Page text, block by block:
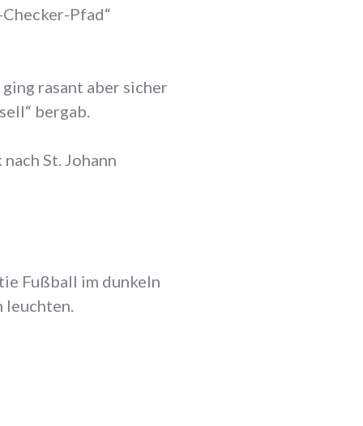
Pfad“
rasant aber sicher
bergab.
St. Johann
Fußball im dunkeln